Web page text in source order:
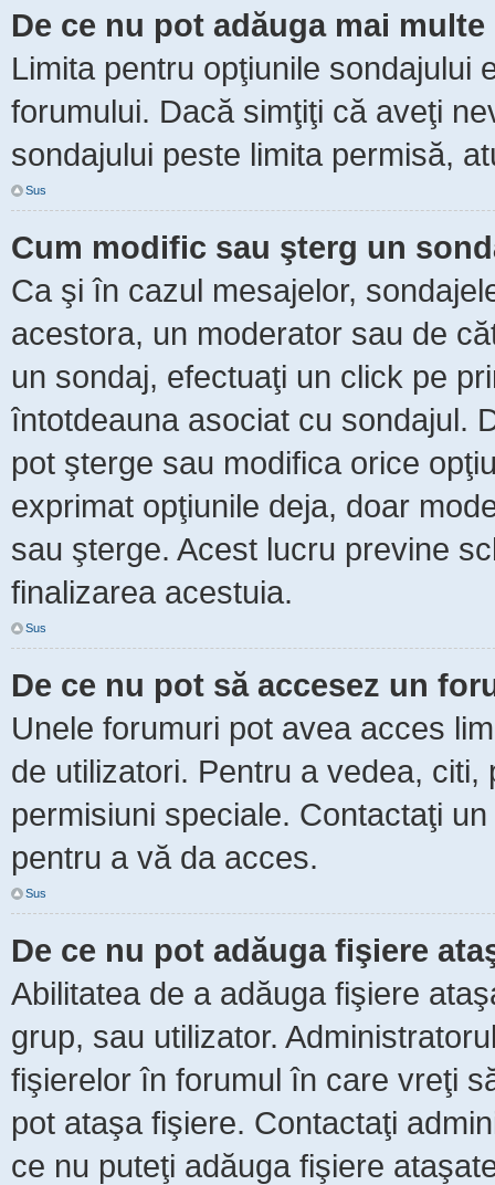
De ce nu pot adăuga mai
Limita pentru opţiunile sondajului
forumului. Dacă simţiţi că aveţi
sondajului peste limita permisă,
Sus
Cum modific sau şterg un
Ca şi în cazul mesajelor,
acestora, un moderator sau de
un sondaj, efectuaţi un click pe
întotdeauna asociat cu sondajul.
pot şterge sau modifica orice
exprimat opţiunile deja, doar
sau şterge. Acest lucru previne
finalizarea acestuia.
Sus
De ce nu pot să accesez un
Unele forumuri pot avea acces
de utilizatori. Pentru a vedea,
permisiuni speciale. Contactaţi
pentru a vă da acces.
Sus
De ce nu pot adăuga fişiere
Abilitatea de a adăuga fişiere
grup, sau utilizator.
fişierelor în forumul în care vreţi
pot ataşa fişiere. Contactaţi
ce nu puteţi adăuga fişiere